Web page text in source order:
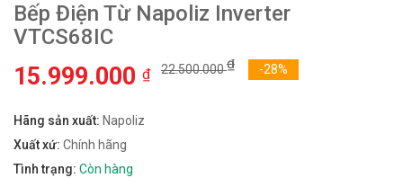
Bếp Điện Từ Napoliz Inverter
VTCS68IC
15.999.000 ₫ 22.500.000₫ -28%
Hãng sản xuất: Napoliz
Xuất xứ: Chính hãng
Tình trạng: Còn hàng